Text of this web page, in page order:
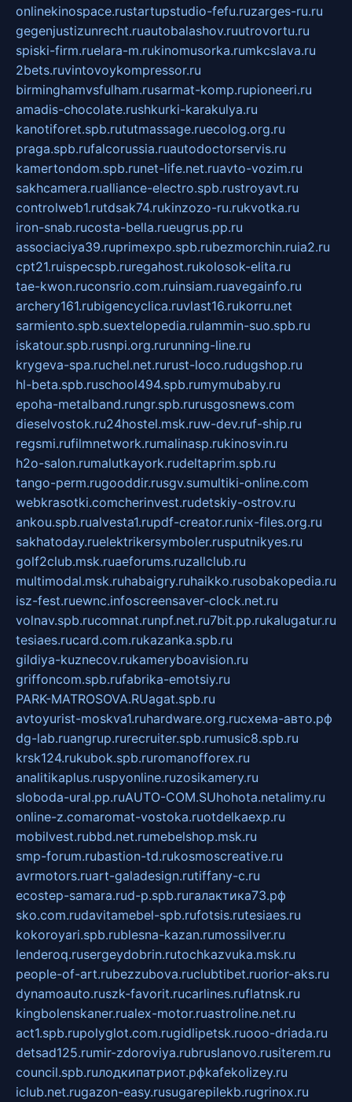
onlinekinospace.rustartupstudio-fefu.ruzarges-ru.ru
gegenjustizunrecht.ruautobalashov.ruutrovortu.ru
spiski-firm.ruelara-m.rukinomusorka.rumkcslava.ru
2bets.ruvintovoykompressor.ru
birminghamvsfulham.rusarmat-komp.rupioneeri.ru
amadis-chocolate.rushkurki-karakulya.ru
kanotiforet.spb.rututmassage.ruecolog.org.ru
praga.spb.rufalcorussia.ruautodoctorservis.ru
kamertondom.spb.runet-life.net.ruavto-vozim.ru
sakhcamera.rualliance-electro.spb.rustroyavt.ru
controlweb1.rutdsak74.rukinzozo-ru.rukvotka.ru
iron-snab.rucosta-bella.rueugrus.pp.ru
associaciya39.ruprimexpo.spb.rubezmorchin.ruia2.ru
cpt21.ruispecspb.ruregahost.rukolosok-elita.ru
tae-kwon.ruconsrio.com.ruinsiam.ruavegainfo.ru
archery161.rubigencyclica.ruvlast16.rukorru.net
sarmiento.spb.suextelopedia.rulammin-suo.spb.ru
iskatour.spb.rusnpi.org.rurunning-line.ru
krygeva-spa.ruchel.net.rurust-loco.rudugshop.ru
hl-beta.spb.ruschool494.spb.rumymubaby.ru
epoha-metalband.rungr.spb.rurusgosnews.com
dieselvostok.ru24hostel.msk.ruw-dev.ruf-ship.ru
regsmi.rufilmnetwork.rumalinasp.rukinosvin.ru
h2o-salon.rumalutkayork.rudeltaprim.spb.ru
tango-perm.rugooddir.rusgv.sumultiki-online.com
webkrasotki.comcherinvest.rudetskiy-ostrov.ru
ankou.spb.rualvesta1.rupdf-creator.runix-files.org.ru
sakhatoday.ruelektrikersymboler.rusputnikyes.ru
golf2club.msk.ruaeforums.ruzallclub.ru
multimodal.msk.ruhabaigry.ruhaikko.rusobakopedia.ru
isz-fest.ruewnc.infoscreensaver-clock.net.ru
volnav.spb.rucomnat.runpf.net.ru7bit.pp.rukalugatur.ru
tesiaes.rucard.com.rukazanka.spb.ru
gildiya-kuznecov.rukameryboavision.ru
griffoncom.spb.rufabrika-emotsiy.ru
PARK-MATROSOVA.RUagat.spb.ru
avtoyurist-moskva1.ruhardware.org.ruсхема-авто.рф
dg-lab.ruangrup.rurecruiter.spb.rumusic8.spb.ru
krsk124.rukubok.spb.ruromanofforex.ru
analitikaplus.ruspyonline.ruzosikamery.ru
sloboda-ural.pp.ruAUTO-COM.SUhohota.netalimy.ru
online-z.comaromat-vostoka.ruotdelkaexp.ru
mobilvest.rubbd.net.rumebelshop.msk.ru
smp-forum.rubastion-td.rukosmoscreative.ru
avrmotors.ruart-galadesign.rutiffany-c.ru
ecostep-samara.rud-p.spb.ruгалактика73.рф
sko.com.rudavitamebel-spb.rufotsis.rutesiaes.ru
kokoroyari.spb.rublesna-kazan.rumossilver.ru
lenderoq.rusergeydobrin.rutochkazvuka.msk.ru
people-of-art.rubezzubova.ruclubtibet.ruorior-aks.ru
dynamoauto.ruszk-favorit.rucarlines.ruflatnsk.ru
kingbolenskaner.rualex-motor.ruastroline.net.ru
act1.spb.rupolyglot.com.rugidlipetsk.ruooo-driada.ru
detsad125.rumir-zdoroviya.rubruslanovo.rusiterem.ru
council.spb.ruлодкипатриот.рфkafekolizey.ru
iclub.net.rugazon-easy.rusugarepilekb.rugrinox.ru